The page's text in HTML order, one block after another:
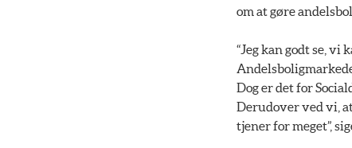
om at gøre
“Jeg kan godt se, vi
Dog er det for
Derudover ved vi,
tjener for meget”,